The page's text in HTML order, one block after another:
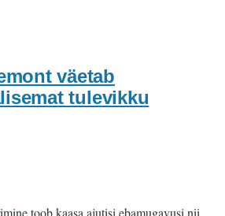
väetab
tulevikku
toob kaasa ajutisi ebamugavusi nii